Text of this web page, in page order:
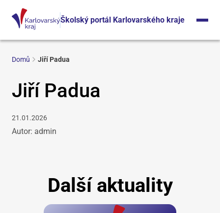
Školský portál Karlovarského kraje
Domů Jiří Padua
Jiří Padua
21.01.2026
Autor: admin
Další aktuality